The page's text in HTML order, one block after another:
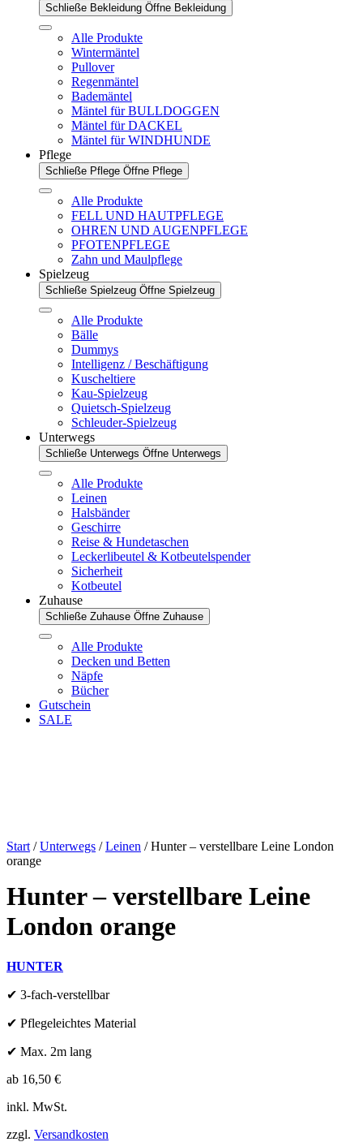
Schließe Bekleidung Öffne Bekleidung
Alle Produkte
Wintermäntel
Pullover
Regenmäntel
Bademäntel
Mäntel für BULLDOGGEN
Mäntel für DACKEL
Mäntel für WINDHUNDE
Pflege
Schließe Pflege Öffne Pflege
Alle Produkte
FELL UND HAUTPFLEGE
OHREN UND AUGENPFLEGE
PFOTENPFLEGE
Zahn und Maulpflege
Spielzeug
Schließe Spielzeug Öffne Spielzeug
Alle Produkte
Bälle
Dummys
Intelligenz / Beschäftigung
Kuscheltiere
Kau-Spielzeug
Quietsch-Spielzeug
Schleuder-Spielzeug
Unterwegs
Schließe Unterwegs Öffne Unterwegs
Alle Produkte
Leinen
Halsbänder
Geschirre
Reise & Hundetaschen
Leckerlibeutel & Kotbeutelspender
Sicherheit
Kotbeutel
Zuhause
Schließe Zuhause Öffne Zuhause
Alle Produkte
Decken und Betten
Näpfe
Bücher
Gutschein
SALE
Start /Unterwegs /Leinen / Hunter – verstellbare Leine London
orange
Hunter – verstellbare Leine
London orange
HUNTER
✔ 3-fach-verstellbar
✔ Pflegeleichtes Material
✔ Max. 2m lang
ab 16,50 €
inkl. MwSt.
zzgl. Versandkosten